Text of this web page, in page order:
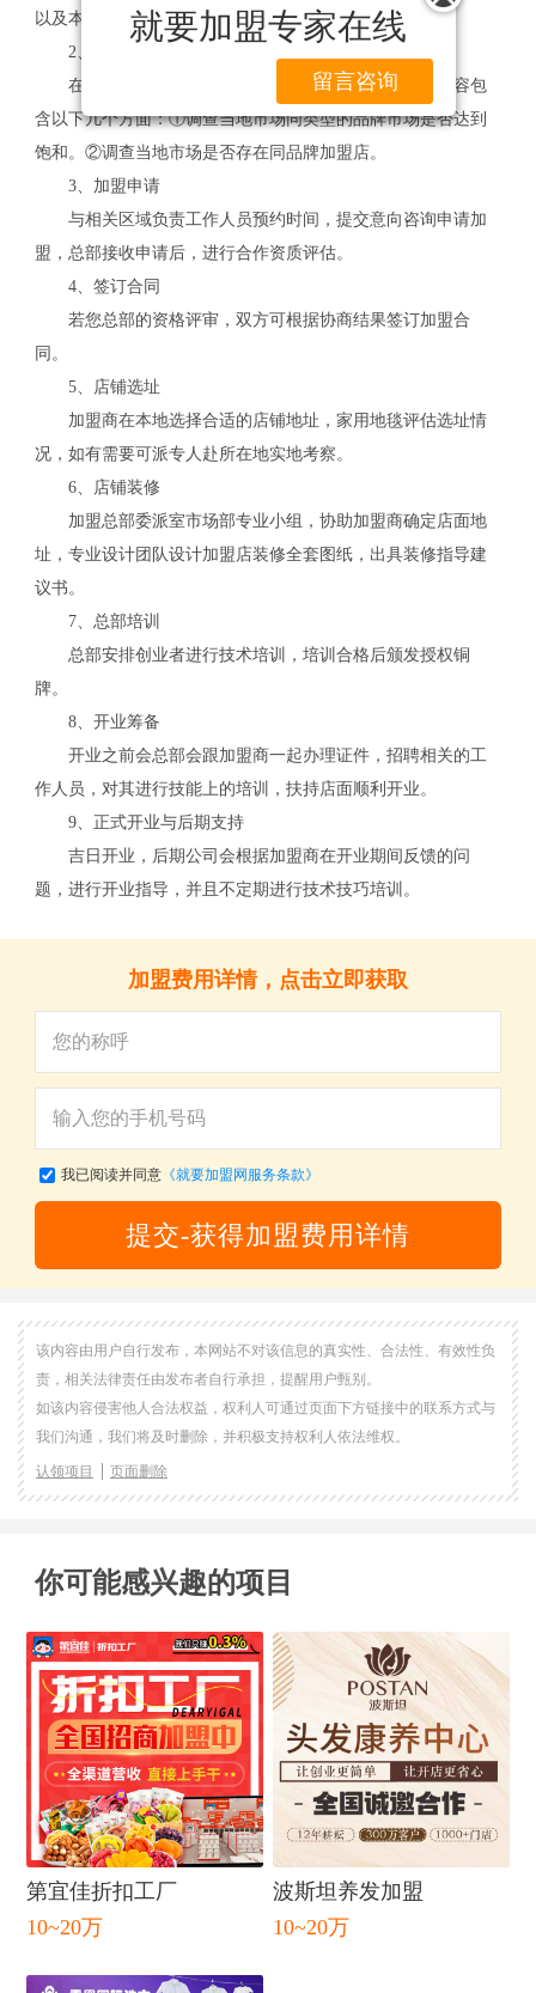
闭
就要加盟专家在线
留言咨询
以及本地的加盟情况，以便后期加盟工作的顺利开展。
2、市场调查
在确定加盟前，加盟商一定要做好市场调查，具体内容包
含以下几个方面：①调查当地市场同类型的品牌市场是否达到
饱和。②调查当地市场是否存在同品牌加盟店。
3、加盟申请
与相关区域负责工作人员预约时间，提交意向咨询申请加
盟，总部接收申请后，进行合作资质评估。
4、签订合同
若您总部的资格评审，双方可根据协商结果签订加盟合
同。
5、店铺选址
加盟商在本地选择合适的店铺地址，家用地毯评估选址情
况，如有需要可派专人赴所在地实地考察。
6、店铺装修
加盟总部委派室市场部专业小组，协助加盟商确定店面地
址，专业设计团队设计加盟店装修全套图纸，出具装修指导建
议书。
7、总部培训
总部安排创业者进行技术培训，培训合格后颁发授权铜
牌。
8、开业筹备
开业之前会总部会跟加盟商一起办理证件，招聘相关的工
作人员，对其进行技能上的培训，扶持店面顺利开业。
9、正式开业与后期支持
吉日开业，后期公司会根据加盟商在开业期间反馈的问
题，进行开业指导，并且不定期进行技术技巧培训。
加盟费用详情，点击立即获取
我已阅读并同意《就要加盟网服务条款》
提交-获得加盟费用详情
该内容由用户自行发布，本网站不对该信息的真实性、合法性、有效性负
责，相关法律责任由发布者自行承担，提醒用户甄别。
如该内容侵害他人合法权益，权利人可通过页面下方链接中的联系方式与
我们沟通，我们将及时删除，并积极支持权利人依法维权。
认领项目 页面删除
你可能感兴趣的项目
第宜佳折扣工厂
10~20万
波斯坦养发加盟
10~20万